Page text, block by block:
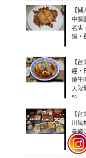
【
中餐
老店
憶，
【
經，
燒牛
天限
5)
【
川風
豪邁
上：